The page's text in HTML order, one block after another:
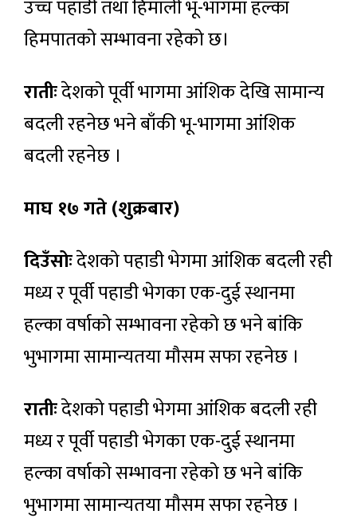
उच्च पहाडी तथा हिमाली भू-भागमा हल्का
हिमपातको सम्भावना रहेको छ।
रातीःदेशको पूर्वी भागमा आंशिक देखि सामान्य
बदली रहनेछ भने बाँकी भू-भागमा आंशिक
बदली रहनेछ ।
माघ १७ गते (शुक्रबार)
दिउँसोःदेशको पहाडी भेगमा आंशिक बदली रही
मध्य र पूर्वी पहाडी भेगका एक-दुई स्थानमा
हल्का वर्षाको सम्भावना रहेको छ भने बांकि
भुभागमा सामान्यतया मौसम सफा रहनेछ ।
रातीःदेशको पहाडी भेगमा आंशिक बदली रही
मध्य र पूर्वी पहाडी भेगका एक-दुई स्थानमा
हल्का वर्षाको सम्भावना रहेको छ भने बांकि
भुभागमा सामान्यतया मौसम सफा रहनेछ ।